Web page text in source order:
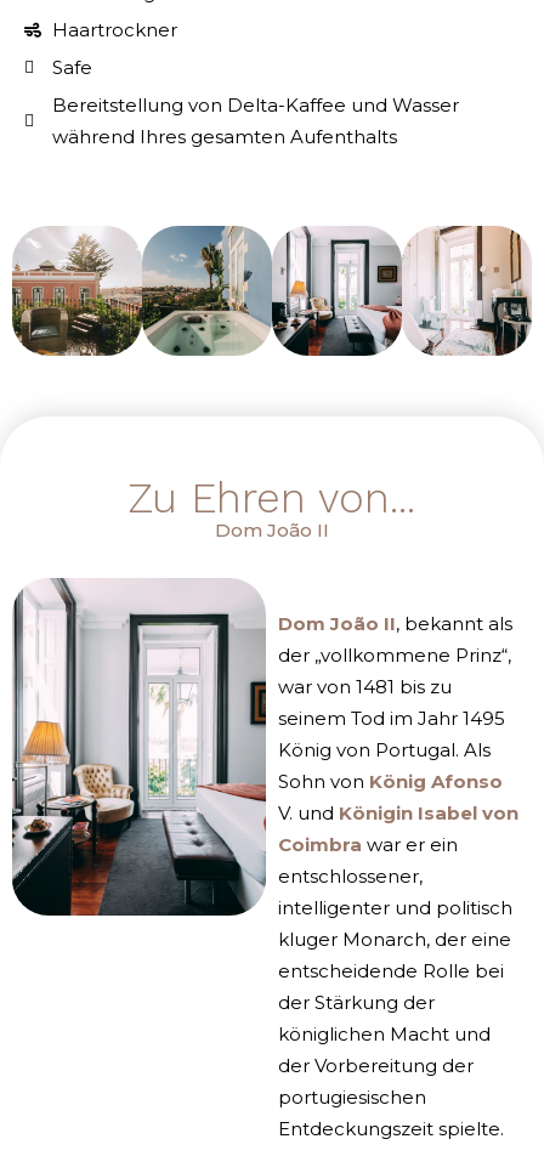
Haartrockner
Safe
Bereitstellung von Delta-Kaffee und Wasser
während Ihres gesamten Aufenthalts
Zu Ehren von...
Dom João II
Dom João II, bekannt als
der „vollkommene Prinz“,
war von 1481 bis zu
seinem Tod im Jahr 1495
König von Portugal. Als
Sohn von König Afonso
V. und Königin Isabel von
Coimbra war er ein
entschlossener,
intelligenter und politisch
kluger Monarch, der eine
entscheidende Rolle bei
der Stärkung der
königlichen Macht und
der Vorbereitung der
portugiesischen
Entdeckungszeit spielte.